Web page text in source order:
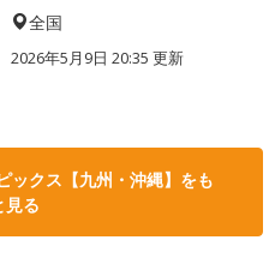
全国
2026年5月9日 20:35 更新
ックス【九州・沖縄】をも
見る